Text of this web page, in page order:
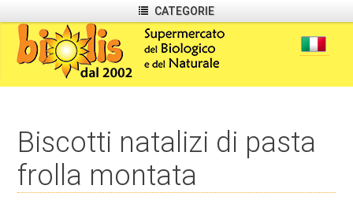
CATEGORIE
Biscotti natalizi di pasta
frolla montata